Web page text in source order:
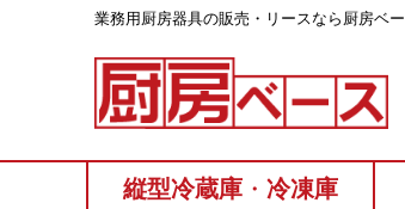
業務⽤厨房器具の販売・リースなら厨房ベ
縦型冷蔵庫 ・ 冷凍庫